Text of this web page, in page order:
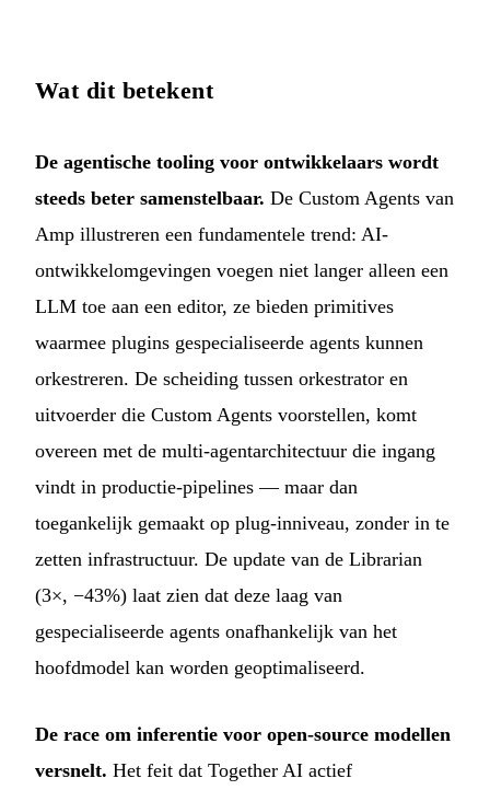
Wat dit betekent
De agentische tooling voor ontwikkelaars wordt
steeds beter samenstelbaar. De Custom Agents van
Amp illustreren een fundamentele trend: AI-
ontwikkelomgevingen voegen niet langer alleen een
LLM toe aan een editor, ze bieden primitives
waarmee plugins gespecialiseerde agents kunnen
orkestreren. De scheiding tussen orkestrator en
uitvoerder die Custom Agents voorstellen, komt
overeen met de multi-agentarchitectuur die ingang
vindt in productie-pipelines — maar dan
toegankelijk gemaakt op plug-inniveau, zonder in te
zetten infrastructuur. De update van de Librarian
(3×, −43%) laat zien dat deze laag van
gespecialiseerde agents onafhankelijk van het
hoofdmodel kan worden geoptimaliseerd.
De race om inferentie voor open-source modellen
versnelt. Het feit dat Together AI actief